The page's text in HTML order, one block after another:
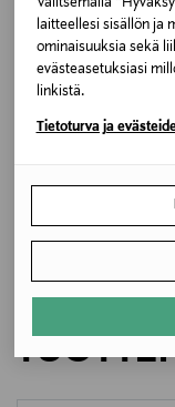
laitteellesi sisällön ja
ominaisuuksia sekä
evästeasetuksiasi
linkistä.
Tietoturva ja
Turkki
Valmistajan
701228796
Tommy Hilfiger
Valmistajan osoite
Danzigerkade
ETUKUPONKITUOTE
Premium Refined Rib -
LISÄÄ